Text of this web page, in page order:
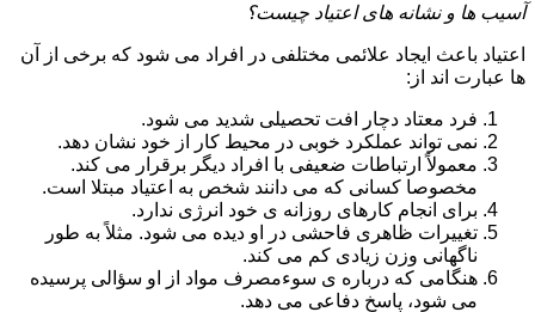
آسیب ها و نشانه های اعتیاد چیست؟
اعتیاد باعث ایجاد علائمی مختلفی در افراد می شود که برخی از آن
ها عبارت اند از:
فرد معتاد دچار افت تحصیلی شدید می شود.
نمی تواند عملکرد خوبی در محیط کار از خود نشان دهد.
معمولاً ارتباطات ضعیفی با افراد دیگر برقرار می کند.
مخصوصا کسانی که می دانند شخص به اعتیاد مبتلا است.
برای انجام کارهای روزانه ی خود انرژی ندارد.
تغییرات ظاهری فاحشی در او دیده می شود. مثلاً به طور
ناگهانی وزن زیادی کم می کند.
هنگامی که درباره ی سوءمصرف مواد از او سؤالی پرسیده
می شود، پاسخ دفاعی می دهد.